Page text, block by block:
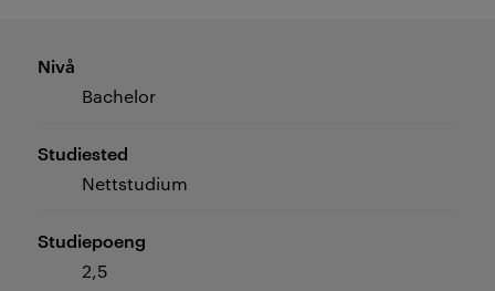
Nivå
Bachelor
Studiested
Nettstudium
Studiepoeng
2,5